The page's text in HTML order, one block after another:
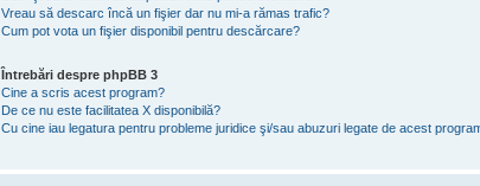
Vreau să descarc încă un fişier dar nu mi-a rămas trafic?
Cum pot vota un fişier disponibil pentru descărcare?
Întrebări despre phpBB 3
Cine a scris acest program?
De ce nu este facilitatea X disponibilă?
Cu cine iau legatura pentru probleme juridice şi/sau abuzuri legate de acest